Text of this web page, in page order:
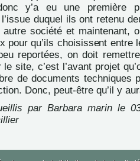
y’a eu une première
duquel ils ont retenu
autre société et maintenant,
pour qu’ils choisissent entre
reportées, on doit
site, c’est l’avant projet
de documents techniques
Donc, peut-être qu’il y
par Barbara marin le